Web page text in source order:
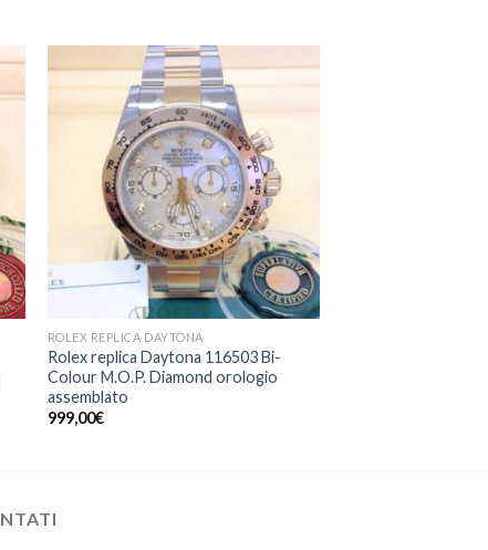
ROLEX REPLICA DAYTONA
Rolex replica Daytona 116503 Bi-
Colour M.O.P. Diamond orologio
assemblato
999,00€